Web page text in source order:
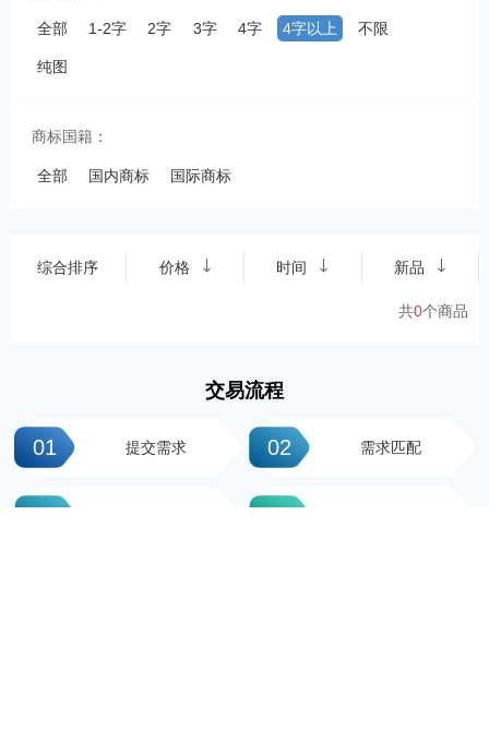
全部 1-2字 2字 3字 4字 4字以上 不限
纯图
商标国籍：
全部 国内商标 国际商标
综合排序 价格 时间 新品
共0个商品
交易流程
01 提交需求 02 需求匹配
03 04